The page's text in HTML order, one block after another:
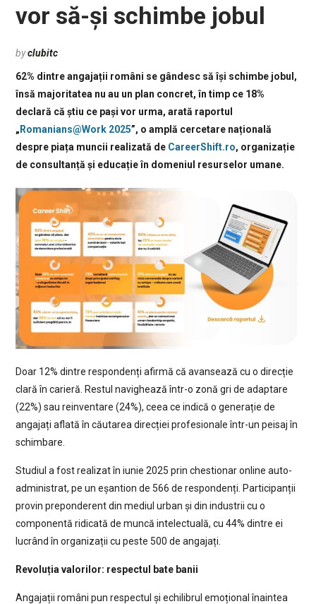
vor să-și schimbe jobul
byclubitc
62% dintre angajații români se gândesc să își schimbe jobul,
însă majoritatea nu au un plan concret, în timp ce 18%
declară că știu ce pași vor urma, arată raportul
„ Romanians@Work 2025”, o amplă cercetare națională
despre piața muncii realizată de CareerShift.ro, organizație
de consultanță și educație în domeniul resurselor umane.
Doar 12% dintre respondenți afirmă că avansează cu o direcție
clară în carieră. Restul navighează într-o zonă gri de adaptare
(22%) sau reinventare (24%), ceea ce indică o generație de
angajați aflată în căutarea direcției profesionale într-un peisaj în
schimbare.
Studiul a fost realizat în iunie 2025 prin chestionar online auto-
administrat, pe un eșantion de 566 de respondenți. Participanții
provin preponderent din mediul urban și din industrii cu o
componentă ridicată de muncă intelectuală, cu 44% dintre ei
lucrând în organizații cu peste 500 de angajați.
Revoluția valorilor: respectul bate banii
Angajații români pun respectul și echilibrul emoțional înaintea